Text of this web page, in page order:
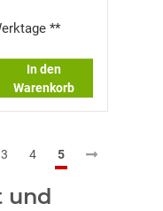
**
In den
Warenkorb
3 4 5
und